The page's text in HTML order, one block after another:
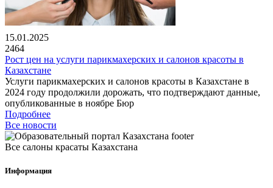
15.01.2025
2464
Рост цен на услуги парикмахерских и салонов красоты в
Казахстане
Услуги парикмахерских и салонов красоты в Казахстане в
2024 году продолжили дорожать, что подтверждают данные,
опубликованные в ноябре Бюр
Подробнее
Все новости
Все салоны красаты Казахстана
Информация